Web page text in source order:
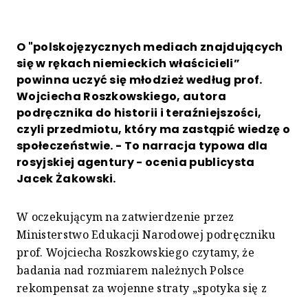
O "polskojęzycznych mediach znajdujących
się w rękach niemieckich właścicieli”
powinna uczyć się młodzież według prof.
Wojciecha Roszkowskiego, autora
podręcznika do historii i teraźniejszości,
czyli przedmiotu, który ma zastąpić wiedzę o
społeczeństwie. - To narracja typowa dla
rosyjskiej agentury - ocenia publicysta
Jacek Żakowski.
W oczekującym na zatwierdzenie przez
Ministerstwo Edukacji Narodowej podręczniku
prof. Wojciecha Roszkowskiego czytamy, że
badania nad rozmiarem należnych Polsce
rekompensat za wojenne straty „spotyka się z